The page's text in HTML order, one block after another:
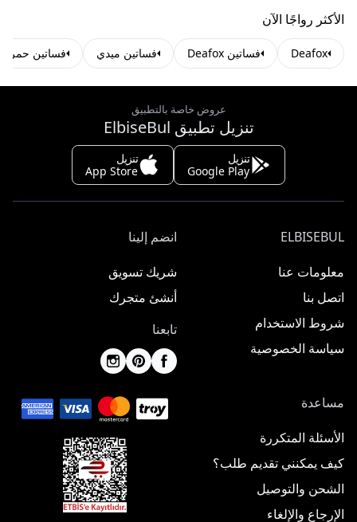
الأكثر رواجًا الآن
Deafox فساتين Deafox فساتين ميدي فساتين حمراء
عروض خاصة بالتطبيق
تنزيل تطبيق ElbiseBul
تنزيل
Google Play
تنزيل
App Store
ELBISEBUL
معلومات عنا
اتصل بنا
شروط الاستخدام
سياسة الخصوصية
انضم إلينا
شريك تسويق
أنشئ متجرك
تابعنا
مساعدة
الأسئلة المتكررة
كيف يمكنني تقديم طلب؟
الشحن والتوصيل
الإرجاع والإلغاء